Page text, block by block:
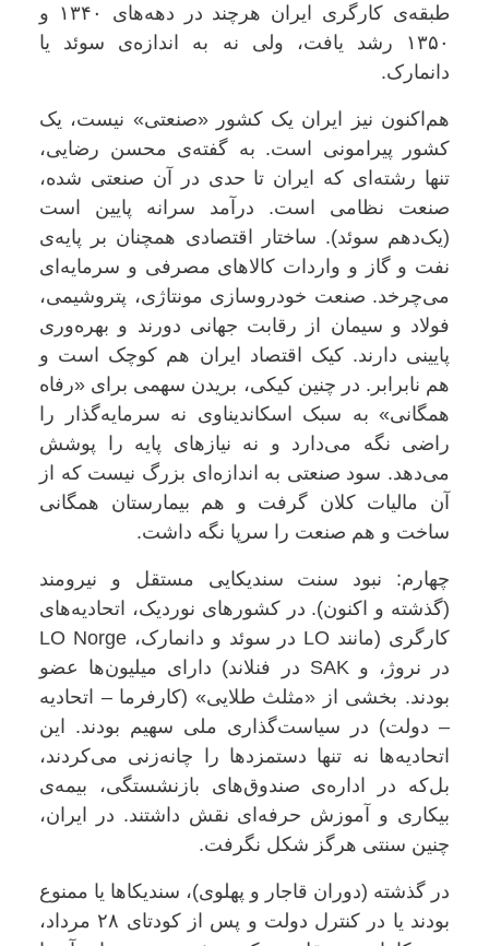
طبقه‌ی کارگری ایران هرچند در دهه‌های ۱۳۴۰ و
۱۳۵۰ رشد یافت، ولی نه به اندازه‌ی سوئد یا
دانمارک.
هم‌اکنون نیز ایران یک کشور «صنعتی» نیست، یک
کشور پیرامونی است. به گفته‌ی محسن رضایی،
تنها رشته‌ای که ایران تا حدی در آن صنعتی شده،
صنعت نظامی است. درآمد سرانه پایین است
(یک‌دهم سوئد). ساختار اقتصادی همچنان بر پایه‌ی
نفت و گاز و واردات کالاهای مصرفی و سرمایه‌ای
می‌چرخد. صنعت خودروسازی مونتاژی، پتروشیمی،
فولاد و سیمان از رقابت جهانی دورند و بهره‌وری
پایینی دارند. کیک اقتصاد ایران هم کوچک است و
هم نابرابر. در چنین کیکی، بریدن سهمی برای «رفاه
همگانی» به سبک اسکاندیناوی نه سرمایه‌گذار را
راضی نگه می‌دارد و نه نیازهای پایه را پوشش
می‌دهد. سود صنعتی به اندازه‌ای بزرگ نیست که از
آن مالیات کلان گرفت و هم بیمارستان همگانی
ساخت و هم صنعت را سرپا نگه داشت.
چهارم: نبود سنت سندیکایی مستقل و نیرومند
(گذشته و اکنون). در کشورهای نوردیک، اتحادیه‌های
کارگری(مانندLO در سوئد و دانمارک،LO Norge
در نروژ، وSAK در فنلاند)دارای میلیون‌ها عضو
بودند. بخشی از «مثلث طلایی» (کارفرما – اتحادیه
– دولت) در سیاست‌گذاری ملی سهیم بودند. این
اتحادیه‌ها نه تنها دستمزدها را چانه‌زنی می‌کردند،
بل‌که در اداره‌ی صندوق‌های بازنشستگی، بیمه‌ی
بیکاری و آموزش حرفه‌ای نقش داشتند. در ایران،
چنین سنتی هرگز شکل نگرفت.
در گذشته (دوران قاجار و پهلوی)، سندیکاها یا ممنوع
بودند یا در کنترل دولت و پس از کودتای ۲۸ مرداد،